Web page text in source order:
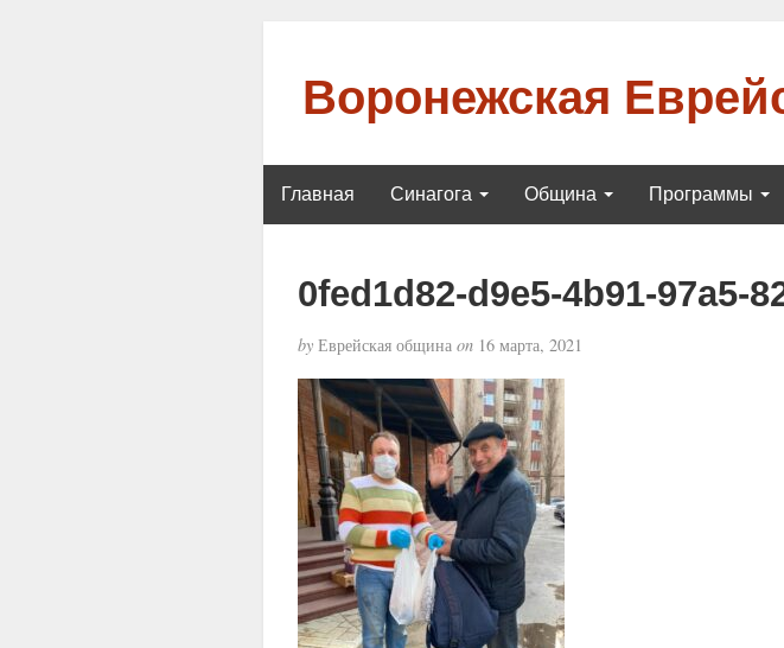
Воронежская
Главная Синагога Община Программы
0fed1d82-d9e5-4b91-97a5-
byЕврейская община on16 марта, 2021